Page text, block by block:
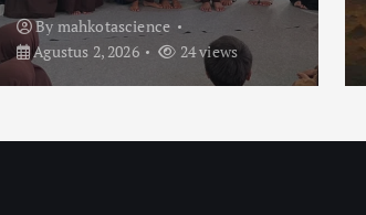
By mahkotascience
Agustus 2, 2026
24 views